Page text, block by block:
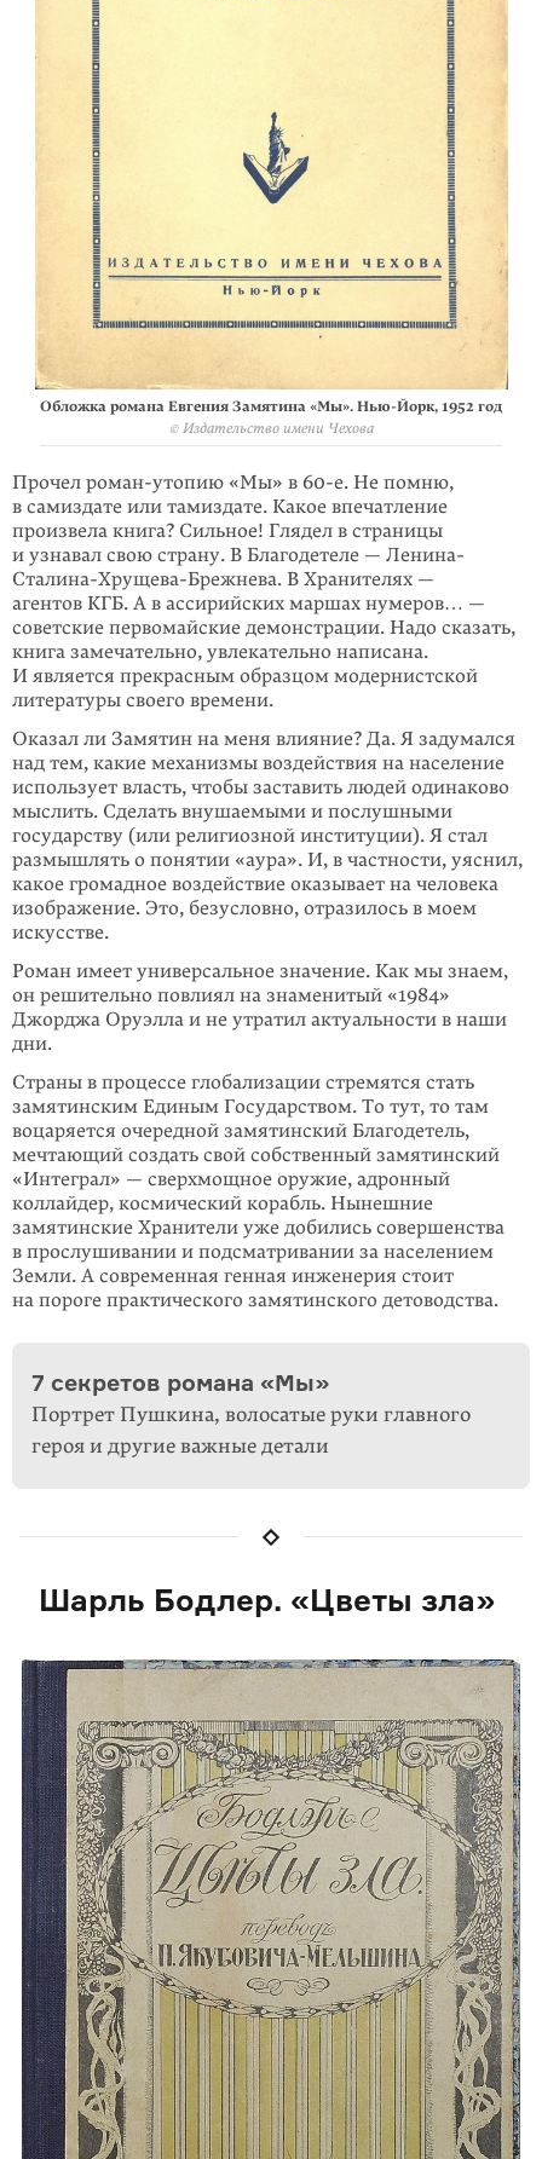
Обложка романа Евгения Замятина «Мы». Нью-Йорк, 1952 год
© Издательство имени Чехова
Прочел роман-утопию «Мы» в 60-е. Не помню,
в самиздате или тамиздате. Какое впечатление
произвела книга? Сильное! Глядел в страницы
и узнавал свою страну. В Благодетеле — Ленина-
Сталина-Хрущева-Брежнева. В Храни­телях —
агентов КГБ. А в ассирийских маршах нумеров… —
советские перво­майские демонстрации. Надо сказать,
книга замечательно, увлекательно напи­сана.
И является прекрасным образцом модернистской
литературы своего времени.
Оказал ли Замятин на меня влияние? Да. Я задумался
над тем, какие меха­низмы воздействия на население
использует власть, чтобы заставить людей одинаково
мыслить. Сделать внушаемыми и послушными
государству (или религиозной институции). Я стал
размышлять о понятии «аура». И, в част­ности, уяснил,
какое громадное воздействие оказывает на чело­века
изобра­жение. Это, безусловно, отразилось в моем
искусстве.
Роман имеет универсальное значение. Как мы знаем,
он решительно повлиял на знаменитый «1984»
Джорджа Оруэлла и не утратил актуальности в наши
дни.
Страны в процессе глобализации стремятся стать
замятинским Единым Государ­ством. То тут, то там
воцаряется очередной замятинский Благодетель,
мечтающий создать свой собственный замятинский
«Интеграл» — сверх­мощное оружие, адронный
коллайдер, космический корабль. Нынешние
замятинские Хранители уже добились совершенства
в прослушивании и подсматривании за населением
Земли. А современная генная инженерия стоит
на пороге практического замятинского детоводства.
7 секретов романа «Мы»
Портрет Пушкина, волосатые руки главного
героя и другие важные детали
Шарль Бодлер. «Цветы зла»